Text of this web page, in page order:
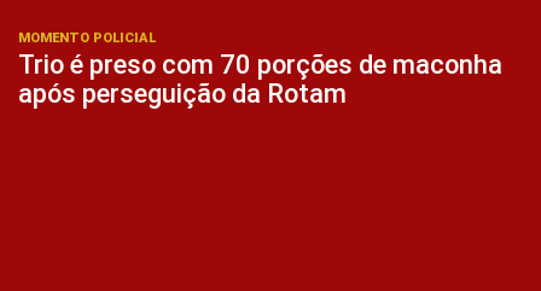
MOMENTO POLICIAL
Trio é preso com 70 porções de maconha
após perseguição da Rotam